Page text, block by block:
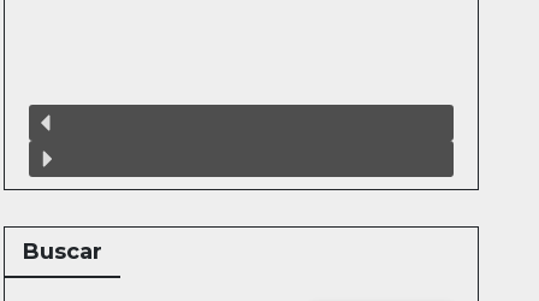
Buscar